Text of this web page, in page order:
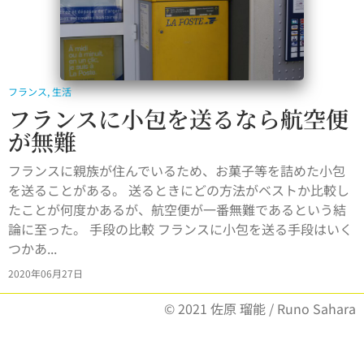
フランス,生活
フランスに小包を送るなら航空便
が無難
フランスに親族が住んでいるため、お菓子等を詰めた小包
を送ることがある。 送るときにどの方法がベストか比較し
たことが何度かあるが、航空便が一番無難であるという結
論に至った。 手段の比較 フランスに小包を送る手段はいく
つかあ...
2020年06月27日
© 2021 佐原 瑠能 / Runo Sahara